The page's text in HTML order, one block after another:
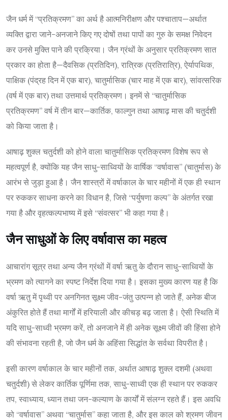
जैन धर्म में “प्रतिक्रमण” का अर्थ है आत्मनिरीक्षण और पश्चाताप—अर्थात
व्यक्ति द्वारा जाने-अनजाने किए गए दोषों तथा पापों का गुरु के समक्ष निवेदन
कर उनसे मुक्ति पाने की प्रक्रिया। जैन ग्रंथों के अनुसार प्रतिक्रमण सात
प्रकार का होता है—दैवसिक (प्रतिदिन), रात्रिक (प्रतिरात्रि), ऐर्यापथिक,
पाक्षिक (पंद्रह दिन में एक बार), चातुर्मासिक (चार माह में एक बार), सांवत्सरिक
(वर्ष में एक बार) तथा उत्तमार्थ प्रतिक्रमण। इनमें से “चातुर्मासिक
प्रतिक्रमण” वर्ष में तीन बार—कार्तिक, फाल्गुन तथा आषाढ़ मास की चतुर्दशी
को किया जाता है।
आषाढ़ शुक्ल चतुर्दशी को होने वाला चातुर्मासिक प्रतिक्रमण विशेष रूप से
महत्वपूर्ण है, क्योंकि यह जैन साधु-साध्वियों के वार्षिक “वर्षावास” (चातुर्मास) के
आरंभ से जुड़ा हुआ है। जैन शास्त्रों में वर्षाकाल के चार महीनों में एक ही स्थान
पर रुककर साधना करने का विधान है, जिसे “पर्युषणा कल्प” के अंतर्गत रखा
गया है और वृहत्कल्पभाष्य में इसे “संवत्सर” भी कहा गया है।
जैन साधुओं के लिए वर्षावास का महत्व
आचारांग सूत्र तथा अन्य जैन ग्रंथों में वर्षा ऋतु के दौरान साधु-साध्वियों के
भ्रमण को त्यागने का स्पष्ट निर्देश दिया गया है। इसका मुख्य कारण यह है कि
वर्षा ऋतु में पृथ्वी पर अनगिनत सूक्ष्म जीव-जंतु उत्पन्न हो जाते हैं, अनेक बीज
अंकुरित होते हैं तथा मार्गों में हरियाली और कीचड़ बढ़ जाता है। ऐसी स्थिति में
यदि साधु-साध्वी भ्रमण करें, तो अनजाने में ही अनेक सूक्ष्म जीवों की हिंसा होने
की संभावना रहती है, जो जैन धर्म के अहिंसा सिद्धांत के सर्वथा विपरीत है।
इसी कारण वर्षाकाल के चार महीनों तक, अर्थात आषाढ़ शुक्ल दशमी (अथवा
चतुर्दशी) से लेकर कार्तिक पूर्णिमा तक, साधु-साध्वी एक ही स्थान पर रुककर
तप, स्वाध्याय, ध्यान तथा जन-कल्याण के कार्यों में संलग्न रहते हैं। इस अवधि
को “वर्षावास” अथवा “चातुर्मास” कहा जाता है, और इस काल को श्रमण जीवन